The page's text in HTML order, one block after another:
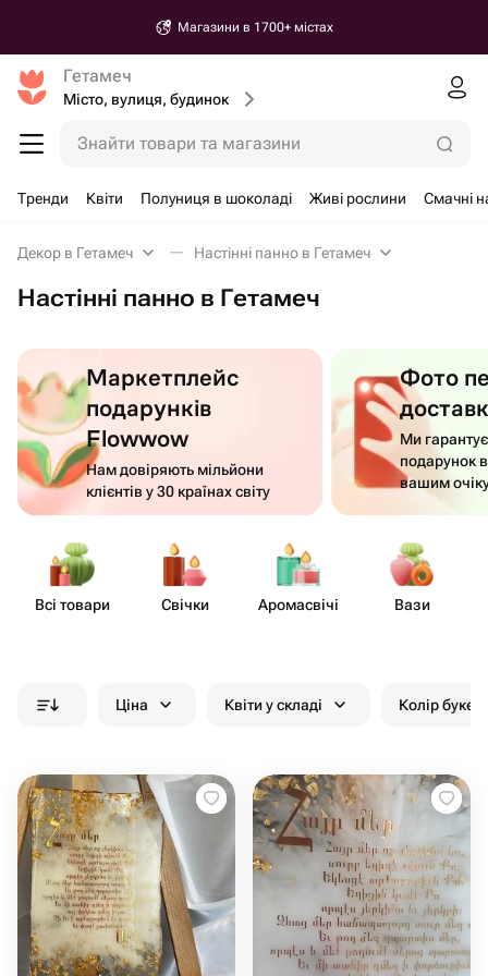
Магазини в 1700+ містах
Гетамеч
Місто, вулиця, будинок
Знайти товари та магазини
Тренди Квіти Полуниця в шоколаді Живі рослини Смачні
Декор в Гетамеч Настінні панно в Гетамеч
Настінні панно в Гетамеч
Маркетплейс
подарунків
Flowwow
Нам довіряють мільйони
клієнтів у 30 країнах світу
Фото
Ми
подарунок
вашим
Всі товари Свічки Аром​асвічі Вази
Ціна Квіти у складі Колір